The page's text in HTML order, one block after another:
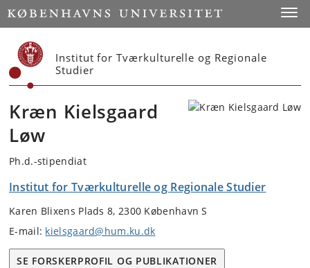
Start
Institut for Tværkulturelle og Regionale
Studier
Kræn Kielsgaard
Løw
Ph.d.-stipendiat
Institut for Tværkulturelle og Regionale Studier
Karen Blixens Plads 8, 2300 København S
E-mail: kielsgaard@hum.ku.dk
SE FORSKERPROFIL OG PUBLIKATIONER